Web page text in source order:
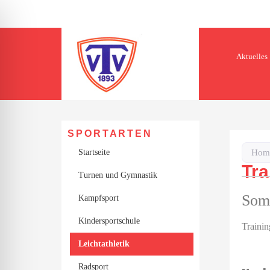
Aktuelles
SPORTARTEN
Startseite
Turnen und Gymnastik
Kampfsport
Kindersportschule
Leichtathletik
Radsport